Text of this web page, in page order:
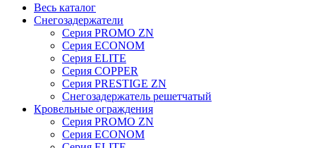
Весь каталог
Снегозадержатели
Серия PROMO ZN
Серия ECONOM
Серия ELITE
Серия COPPER
Серия PRESTIGE ZN
Снегозадержатель решетчатый
Кровельные ограждения
Серия PROMO ZN
Серия ECONOM